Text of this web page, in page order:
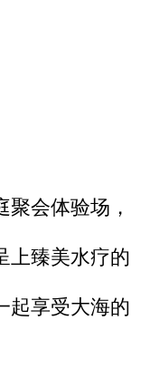
会体验场，
上臻美水疗的
起享受大海的